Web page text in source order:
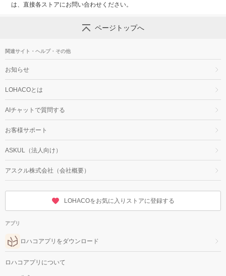
は、直接各ストアにお問い合わせください。
ページトップへ
関連サイト・ヘルプ・その他
お知らせ
LOHACOとは
AIチャットで質問する
お客様サポート
ASKUL（法人向け）
アスクル株式会社（会社概要）
LOHACOをお気に入りストアに登録する
アプリ
ロハコアプリをダウンロード
ロハコアプリについて